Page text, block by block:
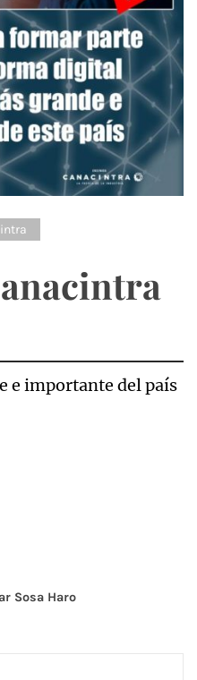
e importante del país
Sosa Haro